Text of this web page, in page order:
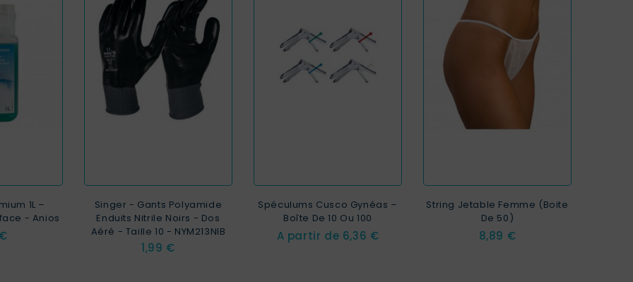
1L –
- Anios
Singer - Gants Polyamide
Enduits Nitrile Noirs - Dos
Aéré - Taille 10 - NYM213NIB
Prix
1,99 €
Spéculums Cusco Gynéas –
Boîte De 10 Ou 100
A partir de Prix
6,36 €
String Jetable Femme (Boite
De 50)
Prix
8,89 €